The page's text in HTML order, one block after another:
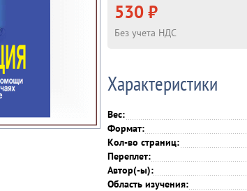
530 ₽
Без учета НДС
Характеристики
Вес:
Формат:
Кол-во страниц:
Переплет:
Автор(-ы):
Область изучения: